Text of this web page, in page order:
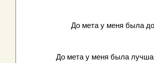
До мета у меня была
До мета у меня была